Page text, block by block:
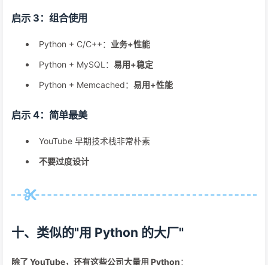
启示 3：组合使用
Python + C/C++： 业务+性能
Python + MySQL： 易用+稳定
Python + Memcached： 易用+性能
启示 4：简单最美
YouTube 早期技术栈非常朴素
不要过度设计
十、类似的"用 Python 的大厂"
除了 YouTube，还有这些公司大量用 Python：